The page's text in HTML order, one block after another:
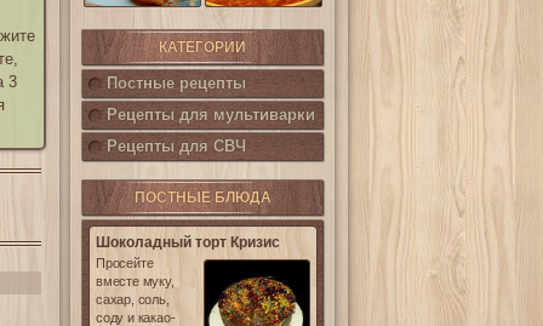
3
КАТЕГОРИИ
Постные рецепты
Рецепты для мультиварки
Рецепты для СВЧ
ПОСТНЫЕ БЛЮДА
Шоколадный торт Кризис
Просейте
вместе муку,
сахар, соль,
соду и какао-